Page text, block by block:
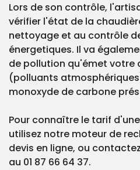
Lors de son contrôle,
vérifier l'état de la
nettoyage et au contrôle
énergetiques. Il va
de pollution qu'émet votre
(polluants
monoxyde de carbone
Pour connaître le tarif
utilisez notre moteur de
devis en ligne, ou
au 01 87 66 64 37.